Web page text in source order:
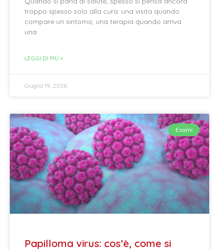
troppo spesso solo alla cura: una visita quando
compare un sintomo, una terapia quando arriva
una
LEGGI DI PIÙ »
Giugno 19, 2026
Esami
Papilloma virus: cos’è, come si